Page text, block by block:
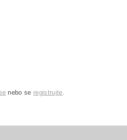
nebo se registrujte.